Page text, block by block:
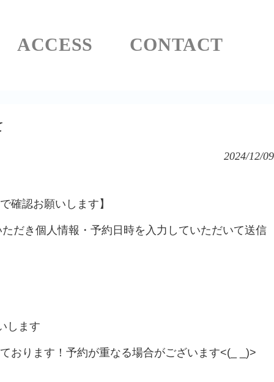
ACCESS CONTACT
2024/12/09
確認お願いします】
だき個人情報・予約日時を入力していただいて送信
します
おります！予約が重なる場合がございます<(_ _)>